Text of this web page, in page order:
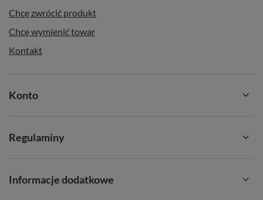
Chcę zwrócić produkt
Chcę wymienić towar
Kontakt
Konto
Regulaminy
Informacje dodatkowe